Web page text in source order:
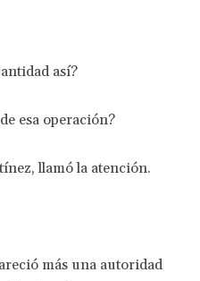
así?
esa operación?
llamó la atención.
más una autoridad